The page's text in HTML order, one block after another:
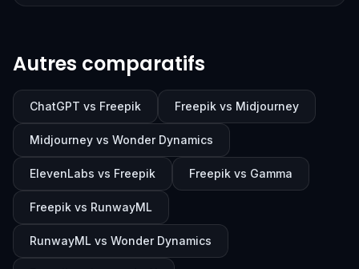
Autres comparatifs
ChatGPT vs Freepik Freepik vs Midjourney
Midjourney vs Wonder Dynamics
ElevenLabs vs Freepik Freepik vs Gamma
Freepik vs RunwayML
RunwayML vs Wonder Dynamics